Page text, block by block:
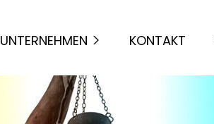
UNTERNEHMEN KONTAKT